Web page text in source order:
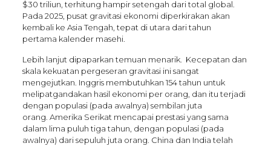
$30 triliun, terhitung hampir setengah dari total global.
Pada 2025, pusat gravitasi ekonomi diperkirakan akan
kembali ke Asia Tengah, tepat di utara dari tahun
pertama kalender masehi.
Lebih lanjut dipaparkan temuan menarik. Kecepatan dan
skala kekuatan pergeseran gravitasi ini sangat
mengejutkan. Inggris membutuhkan 154 tahun untuk
melipatgandakan hasil ekonomi per orang, dan itu terjadi
dengan populasi (pada awalnya) sembilan juta
orang. Amerika Serikat mencapai prestasi yang sama
dalam lima puluh tiga tahun, dengan populasi (pada
awalnya) dari sepuluh juta orang. China dan India telah